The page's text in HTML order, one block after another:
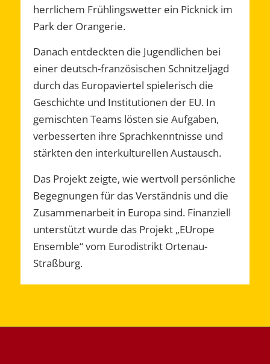
herrlichem Frühlingswetter ein Picknick im
Park der Orangerie.
Danach entdeckten die Jugendlichen bei
einer deutsch-französischen Schnitzeljagd
durch das Europaviertel spielerisch die
Geschichte und Institutionen der EU. In
gemischten Teams lösten sie Aufgaben,
verbesserten ihre Sprachkenntnisse und
stärkten den interkulturellen Austausch.
Das Projekt zeigte, wie wertvoll persönliche
Begegnungen für das Verständnis und die
Zusammenarbeit in Europa sind. Finanziell
unterstützt wurde das Projekt „EUrope
Ensemble“ vom Eurodistrikt Ortenau-
Straßburg.